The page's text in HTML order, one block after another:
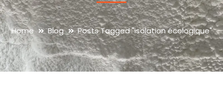
Home Blog Posts Tagged "isolation écologique"